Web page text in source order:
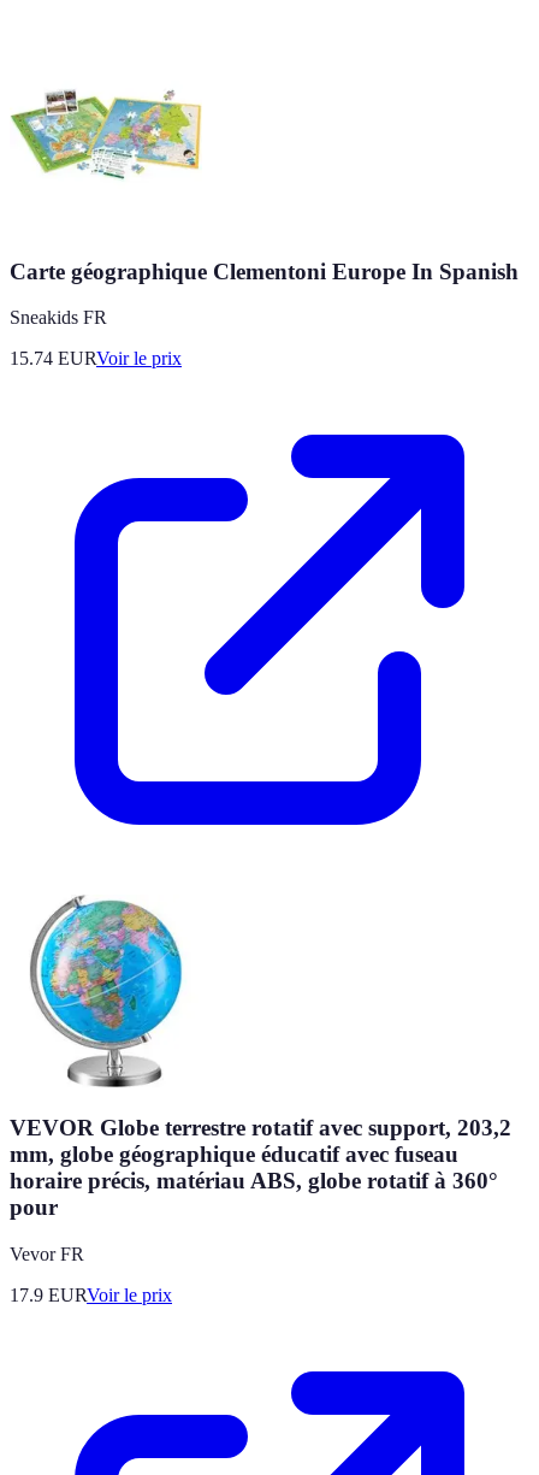
Carte géographique Clementoni Europe In Spanish
Sneakids FR
15.74 EURVoir le prix
VEVOR Globe terrestre rotatif avec support, 203,2
mm, globe géographique éducatif avec fuseau
horaire précis, matériau ABS, globe rotatif à 360°
pour
Vevor FR
17.9 EURVoir le prix